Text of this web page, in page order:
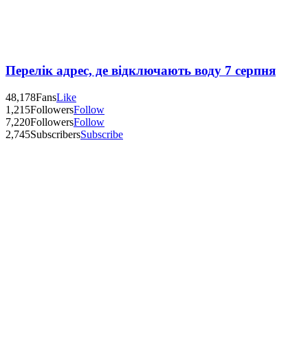
Перелік адрес, де відключають воду 7 серпня
48,178FansLike
1,215FollowersFollow
7,220FollowersFollow
2,745SubscribersSubscribe